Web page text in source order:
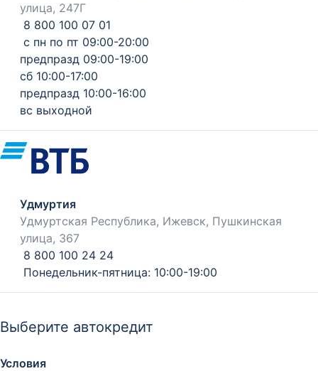
улица, 247Г
8 800 100 07 01
с пн по пт 09:00-20:00
предпразд 09:00-19:00
сб 10:00-17:00
предпразд 10:00-16:00
вс выходной
Удмуртия
Удмуртская Республика, Ижевск, Пушкинская
улица, 367
8 800 100 24 24
Понедельник-пятница: 10:00-19:00
Выберите автокредит
Условия